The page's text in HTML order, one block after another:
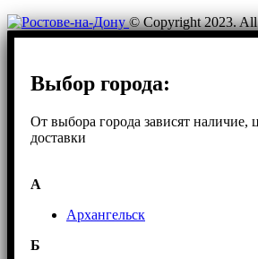
© Copyright 2023. All
Выбор города:
От выбора города зависят наличие,
доставки
А
Архангельск
Б